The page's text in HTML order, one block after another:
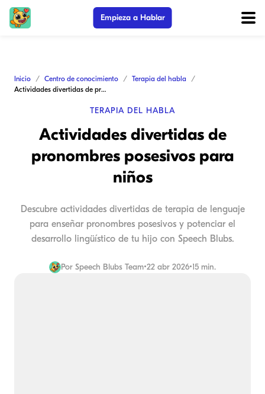
Empieza a Hablar
Inicio Centro de conocimiento
Terapia del habla
Actividades divertidas de pronombres posesivos para niños
TERAPIA DEL HABLA
Actividades divertidas de
pronombres posesivos para
niños
Descubre actividades divertidas de terapia de lenguaje
para enseñar pronombres posesivos y potenciar el
desarrollo lingüístico de tu hijo con Speech Blubs.
Por Speech Blubs Team•22 abr 2026•15 min.